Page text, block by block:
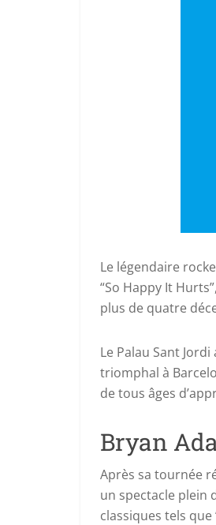
Le légendaire
“So Happy It
plus de quatre
Le Palau Sant
triomphal à
de tous âges
Bryan
Après sa tournée
un spectacle plein
classiques tels que